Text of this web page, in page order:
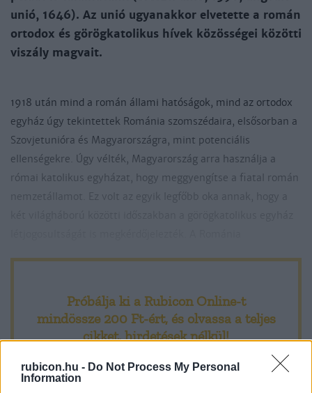
rubicon.hu - Do Not Process My Personal
Information
unió, 1646). Az unió ugyanakkor elvetette a román
ortodox és görögkatolikus hívek közösségei közötti
viszály magvait.
1918 után mind a román állami hatóságok, mind az ortodox
egyház úgy tekintettek Románia szomszédaira, elsősorban a
Szovjet­unióra és Magyarországra, mint potenciális
ellenségekre. Úgy vélték, Magyarország arra használja a
római katolikus egyházat, hogy meggyengítse a fiatal román
nemzetállamot. Ez volt az egyik legfőbb oka annak, hogy a
Próbálja ki a Rubicon Online-t
mindössze 200 Ft-ért, és olvassa a teljes
cikket, hirdetések nélkül!
Előfizetőként korlátlan hozzáférést kap